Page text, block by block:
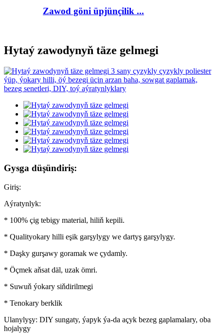
Zawod göni üpjünçilik ...
Hytaý zawodynyň täze gelmegi
Gysga düşündiriş:
Giriş:
Aýratynlyk:
* 100% çig tebigy material, hiliň kepili.
* Qualityokary hilli eşik garşylygy we dartyş garşylygy.
* Daşky gurşawy goramak we çydamly.
* Öçmek aňsat däl, uzak ömri.
* Suwuň ýokary siňdirilmegi
* Tenokary berklik
Ulanylyşy: DIY sungaty, ýapyk ýa-da açyk bezeg gaplamalary, oba
hojalygy